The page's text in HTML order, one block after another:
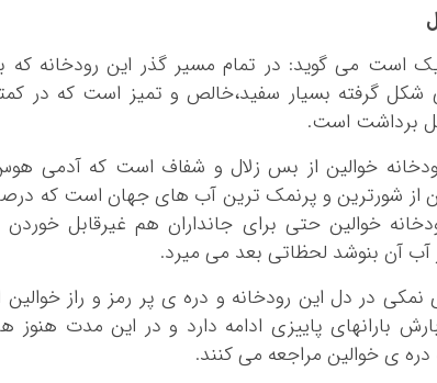
است می گوید: در تمام مسیر گذر این رودخانه که
گرفته بسیار سفید،خالص و تمیز است که در
برداشت است.
خوالین از بس زلال و شفاف است که آدمی
از شورترین و پرنمک ترین آب های جهان است که
خوالین حتی برای جانداران هم غیرقابل خوردن
آن بنوشد لحظاتی بعد می میرد.
در دل این رودخانه و دره ی پر رمز و راز خوالین
بارانهای پاییزی ادامه دارد و در این مدت هنوز
دره ی خوالین مراجعه می کنند.